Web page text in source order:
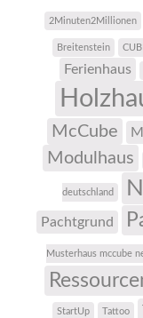
2Minuten2Millionen
Breitenstein
Ferienhaus
McCube
Modulhaus
deutschland
Pachtgrund
Musterhaus mccube
StartUp Tattoo